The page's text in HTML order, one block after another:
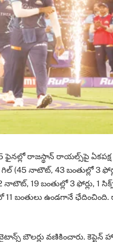
ఫైనల్లో రాజస్థాన్‌ రాయల్స్‌పై
నాటౌట్‌, 43 బంతుల్లో 3
నాటౌట్‌, 19 బంతుల్లో 3 ఫోర్లు, 1
11 బంతులు ఉండగానే
వణికించారు. కెప్టెన్‌